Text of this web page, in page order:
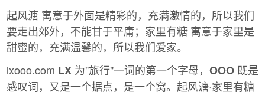
起风溏 寓意于外面是精彩的，充满激情的，所以我们
要走出郊外，不能甘于平庸；家里有糖 寓意于家里是
甜蜜的，充满温馨的，所以我们爱家。
lxooo.com LX 为"旅行"一词的第一个字母， OOO 既是
感叹词，又是一个据点，是一个窝。起风溏·家里有糖